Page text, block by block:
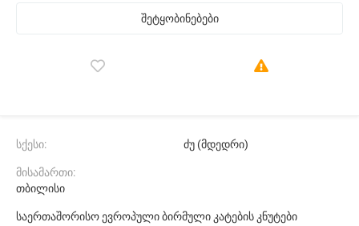
შეტყობინებები
სქესი: ძუ (მდედრი)
მისამართი:
თბილისი
საერთაშორისო ევროპული ბირმული კატების კნუტები